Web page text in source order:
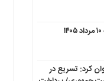
کرد: تسریع در